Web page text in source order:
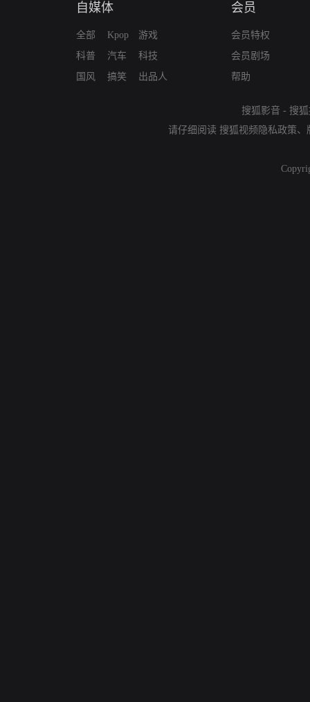
自媒体
全部
科普
国风
Kpop
汽车
搞笑
游戏
科技
出品人
会员
会员特权
会员剧场
帮助
搜狐影音 - 搜
请仔细阅读 搜狐视频隐私政策、